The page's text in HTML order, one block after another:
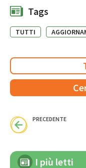
Tags
TUTTI
PRECEDENTE
I più letti